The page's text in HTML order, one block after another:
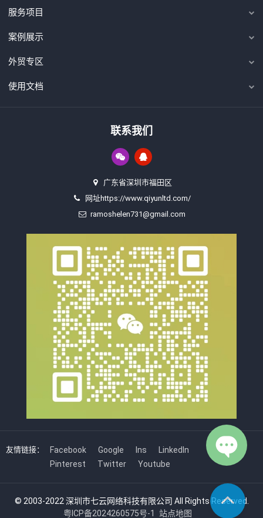
服务项目
案例展示
外贸专区
使用文档
联系我们
广东省深圳市福田区
网址https://www.qiyunltd.com/
ramoshelen731@gmail.com
友情链接： Facebook Google Ins
LinkedIn
Pinterest
Twitter Youtube
© 2003-2022 深圳市七云网络科技有限公司 All Rights Reserved.
粤ICP备2024260575号-1
站点地图